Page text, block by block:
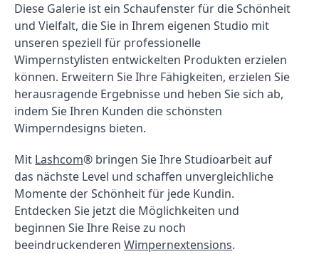
Diese Galerie ist ein Schaufenster für die Schönheit
und Vielfalt, die Sie in Ihrem eigenen Studio mit
unseren speziell für professionelle
Wimpernstylisten entwickelten Produkten erzielen
können. Erweitern Sie Ihre Fähigkeiten, erzielen Sie
herausragende Ergebnisse und heben Sie sich ab,
indem Sie Ihren Kunden die schönsten
Wimperndesigns bieten.
Mit Lashcom® bringen Sie Ihre Studioarbeit auf
das nächste Level und schaffen unvergleichliche
Momente der Schönheit für jede Kundin.
Entdecken Sie jetzt die Möglichkeiten und
beginnen Sie Ihre Reise zu noch
beeindruckenderen Wimpernextensions.